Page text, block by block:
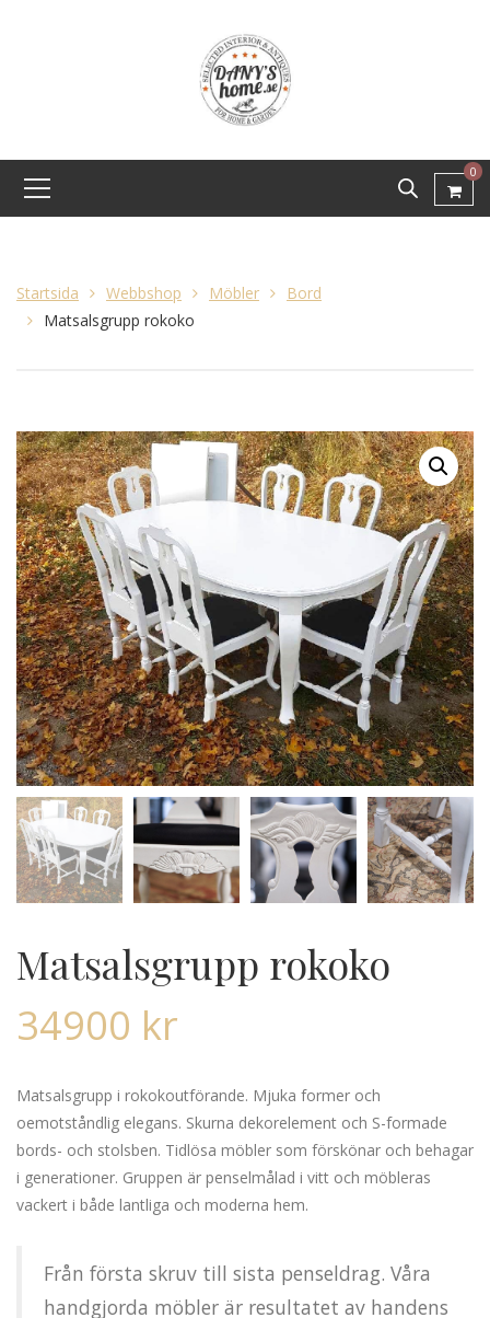
0
Startsida Webbshop Möbler
Bord
Matsalsgrupp rokoko
Matsalsgrupp rokoko
34900 kr
Matsalsgrupp i rokokoutförande. Mjuka former och
oemotståndlig elegans. Skurna dekorelement och S-formade
bords- och stolsben. Tidlösa möbler som förskönar och behagar
i generationer. Gruppen är penselmålad i vitt och möbleras
vackert i både lantliga och moderna hem.
Från första skruv till sista penseldrag. Våra
handgjorda möbler är resultatet av handens